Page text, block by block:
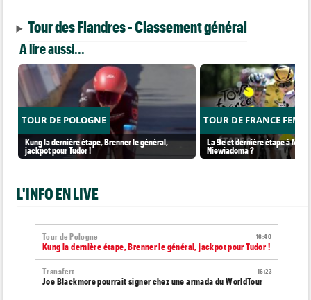
Tour des Flandres - Classement général
A lire aussi...
TOUR DE POLOGNE
Kung la dernière étape, Brenner le général,
jackpot pour Tudor !
TOUR DE FRANCE
La 9e et dernière étape à
Niewiadoma ?
L'INFO EN LIVE
16:40
Tour de Pologne
Kung la dernière étape, Brenner le général, jackpot pour Tudor !
16:23
Transfert
Joe Blackmore pourrait signer chez une armada du WorldTour